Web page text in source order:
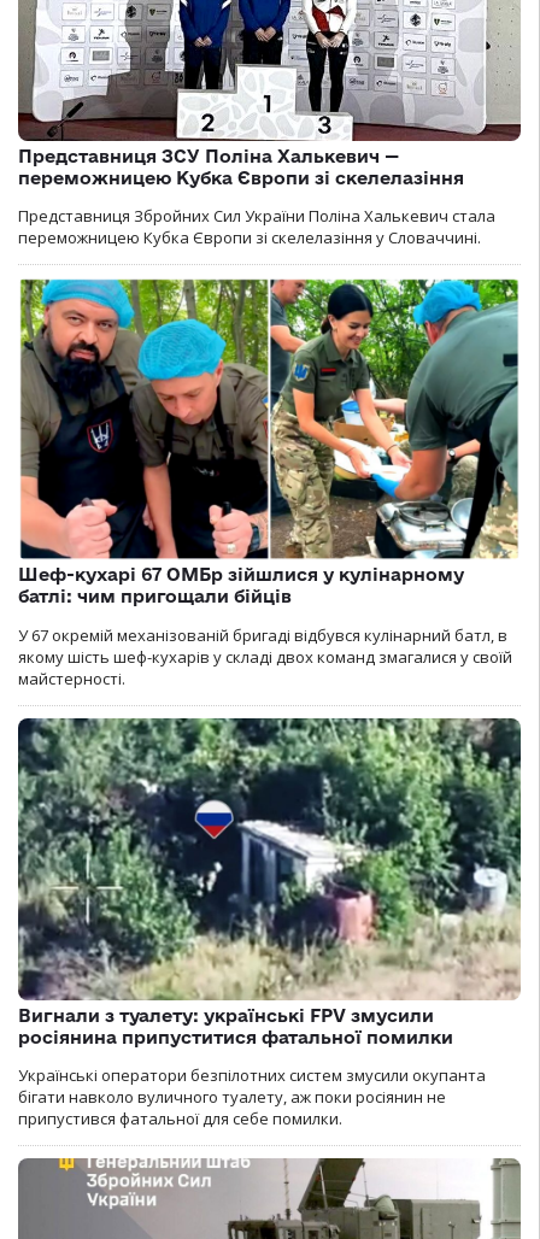
Представниця ЗСУ Поліна Халькевич —
переможницею Кубка Європи зі скелелазіння
Представниця Збройних Сил України Поліна Халькевич стала
переможницею Кубка Європи зі скелелазіння у Словаччині.
Шеф-кухарі 67 ОМБр зійшлися у кулінарному
батлі: чим пригощали бійців
У 67 окремій механізованій бригаді відбувся кулінарний батл, в
якому шість шеф-кухарів у складі двох команд змагалися у своїй
майстерності.
Вигнали з туалету: українські FPV змусили
росіянина припуститися фатальної помилки
Українські оператори безпілотних систем змусили окупанта
бігати навколо вуличного туалету, аж поки росіянин не
припустився фатальної для себе помилки.